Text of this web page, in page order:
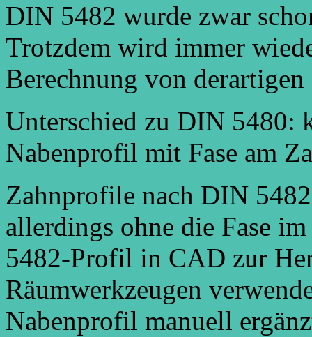
DIN 5482 wurde zwar
Trotzdem wird immer
Berechnung von
Unterschied zu DIN 5480:
Nabenprofil mit Fase am
Zahnprofile nach DIN
allerdings ohne die Fase
5482-Profil in CAD zur
Räumwerkzeugen
Nabenprofil manuell